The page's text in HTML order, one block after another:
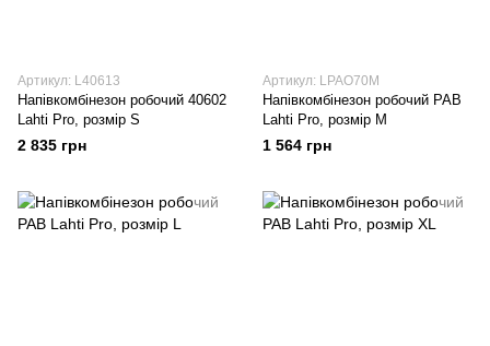
Артикул: L40613
Напівкомбінезон робочий 40602
Lahti Pro, розмір S
2 835 грн
Артикул: LPAO70M
Напівкомбінезон робочий РАВ
Lahti Pro, розмір M
1 564 грн